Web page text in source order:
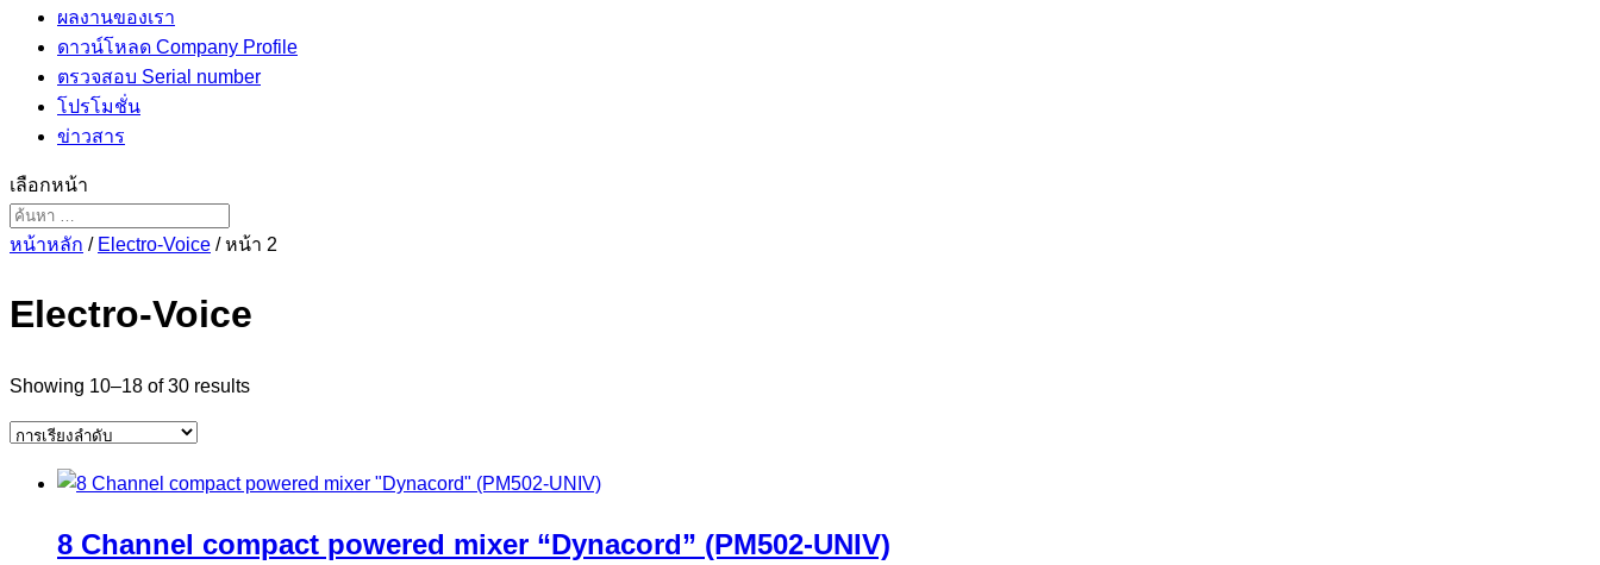
ผลงานของเรา
ดาวน์โหลด Company Profile
ตรวจสอบ Serial number
โปรโมชั่น
ข่าวสาร
เลือกหน้า
หน้าหลัก / Electro-Voice / หน้า 2
Electro-Voice
Showing 10–18 of 30 results
8 Channel compact powered mixer “Dynacord” (PM502-UNIV)